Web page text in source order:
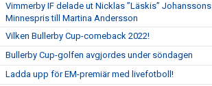
Vimmerby IF delade ut Nicklas ”Läskis” Johanssons
Minnespris till Martina Andersson
Vilken Bullerby Cup-comeback 2022!
Bullerby Cup-golfen avgjordes under söndagen
Ladda upp för EM-premiär med livefotboll!